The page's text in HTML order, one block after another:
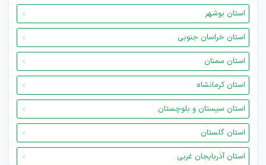
استان بوشهر
استان خراسان جنوبی
استان سمنان
استان کرمانشاه
استان سیستان و بلوچستان
استان گلستان
استان آذربایجان غربی